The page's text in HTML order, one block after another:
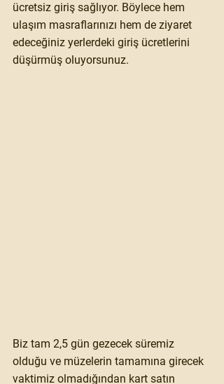
ücretsiz giriş sağlıyor. Böylece hem
ulaşım masraflarınızı hem de ziyaret
edeceğiniz yerlerdeki giriş ücretlerini
düşürmüş oluyorsunuz.
Biz tam 2,5 gün gezecek süremiz
olduğu ve müzelerin tamamına girecek
vaktimiz olmadığından kart satın